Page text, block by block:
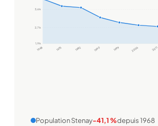
1,9 k
2,7 k
3,6 k
1968 1975 1982 1990 1999 2006 2011
Population Stenay-41,1 %depuis 1968